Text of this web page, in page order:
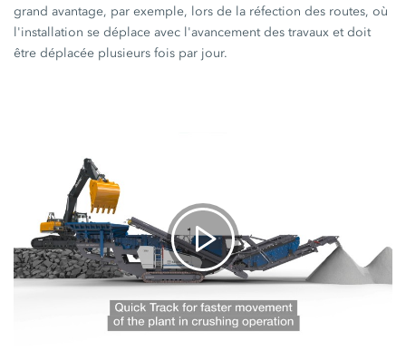
grand avantage, par exemple, lors de la réfection des routes, où
l'installation se déplace avec l'avancement des travaux et doit
être déplacée plusieurs fois par jour.